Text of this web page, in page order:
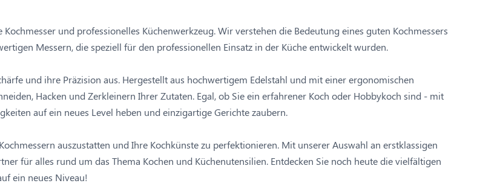
und professionelles Küchenwerkzeug. Wir verstehen die Bedeutung eines guten Kochmessers
Messern, die speziell für den professionellen Einsatz in der Küche entwickelt wurden.
und ihre Präzision aus. Hergestellt aus hochwertigem Edelstahl und mit einer ergonomischen
Hacken und Zerkleinern Ihrer Zutaten. Egal, ob Sie ein erfahrener Koch oder Hobbykoch sind - mit
auf ein neues Level heben und einzigartige Gerichte zaubern.
auszustatten und Ihre Kochkünste zu perfektionieren. Mit unserer Auswahl an erstklassigen
für alles rund um das Thema Kochen und Küchenutensilien. Entdecken Sie noch heute die vielfältigen
ein neues Niveau!